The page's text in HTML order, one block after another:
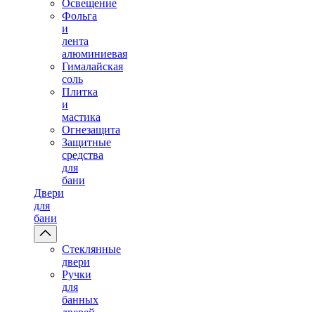
Освещение
Фольга
и
лента
алюминиевая
Гималайская
соль
Плитка
и
мастика
Огнезащита
Защитные
средства
для
бани
Двери
для
бани
Стеклянные
двери
Ручки
для
банных